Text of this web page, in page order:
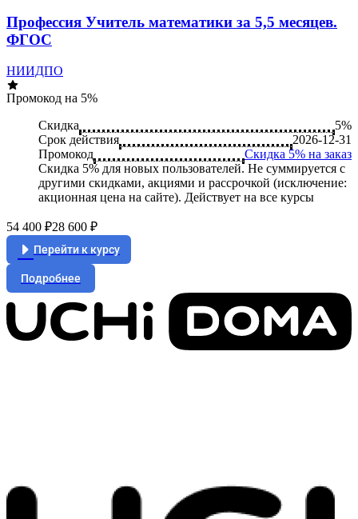
Профессия Учитель математики за 5,5 месяцев.
ФГОС
НИИДПО
Промокод на 5%
Скидка
5%
Срок действия
2026-12-31
Промокод
Скидка 5% на заказ
Скидка 5% для новых пользователей. Не суммируется c
другими скидками, акциями и рассрочкой (исключение:
акционная цена на сайте). Действует на все курсы
54 400 ₽28 600 ₽
Перейти к курсу
Подробнее